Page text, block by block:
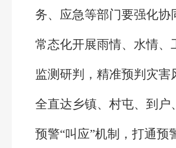
务、应急等部门要强化协
常态化开展雨情、水情、
监测研判，精准预判灾害
全直达乡镇、村屯、到户
预警“叫应”机制，打通预